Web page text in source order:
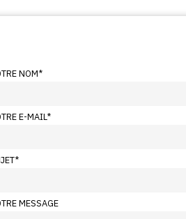
NOM*
E-MAIL*
*
MESSAGE